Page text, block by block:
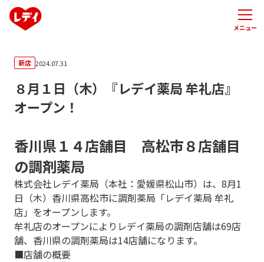
メニュー
新店 2024.07.31
８月１日（木）『レデイ薬局 牟礼店』
オープン！
香川県１４店舗目 高松市８店舗目
の調剤薬局
株式会社レデイ薬局（本社：愛媛県松山市）は、8月1
日（木）香川県高松市に調剤薬局「レデイ薬局 牟礼
店」をオープンします。
牟礼店のオープンによりレデイ薬局の調剤店舗は69店
舗、香川県の調剤薬局は14店舗になります。
■店舗の概要